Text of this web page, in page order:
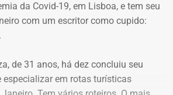
à época, ocorreu mesmo com parecer
Geral da República (PGR), que
Marcelo Conde naquele momento.
da Covid-19, em Lisboa, e tem seu
com um escritor como cupido:
de 31 anos, há dez concluiu seu
especializar em rotas turísticas